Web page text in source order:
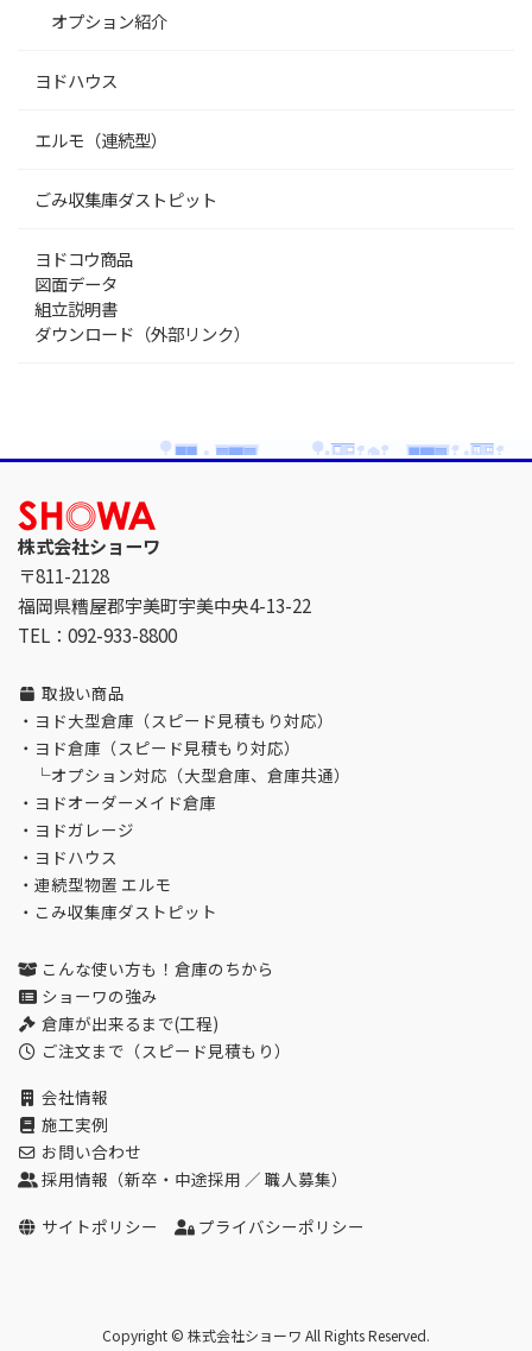
オプション紹介
ヨドハウス
エルモ（連続型）
ごみ収集庫ダストピット
ヨドコウ商品
図面データ
組立説明書
ダウンロード（外部リンク）
株式会社ショーワ
〒811-2128
福岡県糟屋郡宇美町宇美中央4-13-22
TEL：092-933-8800
取扱い商品
・ ヨド大型倉庫（スピード見積もり対応）
・ ヨド倉庫（スピード見積もり対応）
└オプション対応（大型倉庫、倉庫共通）
・ ヨドオーダーメイド倉庫
・ ヨドガレージ
・ ヨドハウス
・ 連続型物置 エルモ
・ こみ収集庫ダストピット
こんな使い方も！倉庫のちから
ショーワの強み
倉庫が出来るまで(工程)
ご注文まで（スピード見積もり）
会社情報
施工実例
お問い合わせ
採用情報（新卒・中途採用 ／ 職人募集）
サイトポリシー
プライバシーポリシー
Copyright © 株式会社ショーワ All Rights Reserved.